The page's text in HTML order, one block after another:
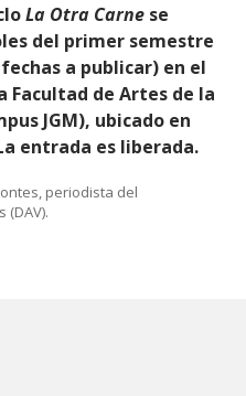
La Otra Carne se
del primer semestre
a publicar) en el
Facultad de Artes de la
JGM), ubicado en
entrada es liberada.
periodista del